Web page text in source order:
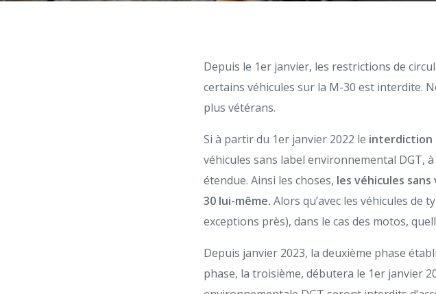
Depuis le 1er janvier, les restrictions de
certains véhicules sur la M-30 est interdite.
plus vétérans.
Si à partir du 1er janvier 2022 le interdiction
véhicules sans label environnemental DGT,
étendue. Ainsi les choses, les véhicules
30 lui-même.Alors qu’avec les véhicules de
exceptions près), dans le cas des motos,
Depuis janvier 2023, la deuxième phase
phase, la troisième, débutera le 1er janvier